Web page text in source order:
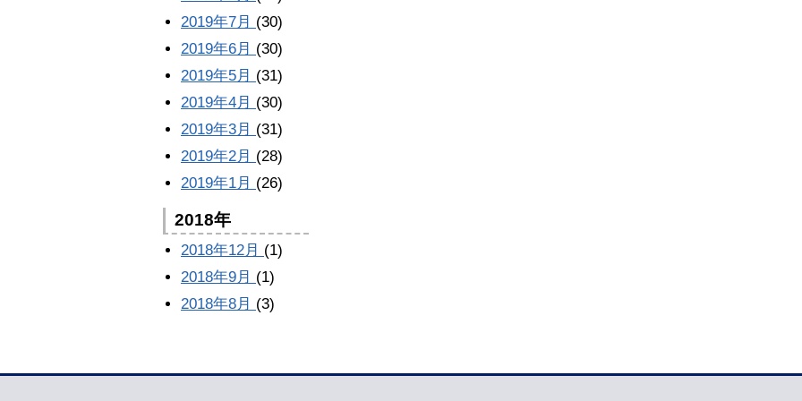
2019年7月 (30)
2019年6月 (30)
2019年5月 (31)
2019年4月 (30)
2019年3月 (31)
2019年2月 (28)
2019年1月 (26)
2018年
2018年12月 (1)
2018年9月 (1)
2018年8月 (3)